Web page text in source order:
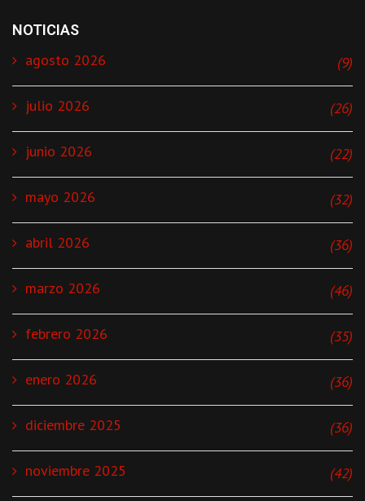
NOTICIAS
agosto 2026 (9)
julio 2026 (26)
junio 2026 (22)
mayo 2026 (32)
abril 2026 (36)
marzo 2026 (46)
febrero 2026 (35)
enero 2026 (36)
diciembre 2025 (36)
noviembre 2025 (42)